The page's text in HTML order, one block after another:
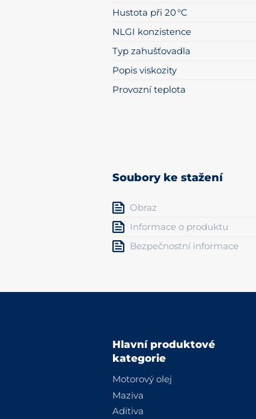
Hustota při 20 °C
NLGI konzistence
Typ zahušťovadla
Popis viskozity
Provozní teplota
Soubory ke stažení
Obraz
Informace o produktu
Bezpečnostní informace
Hlavní produktové
kategorie
Motorový olej
Maziva
Aditiva